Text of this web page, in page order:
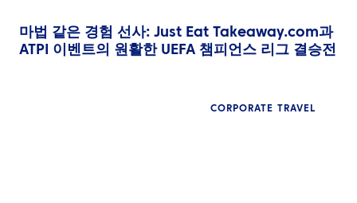
마법 같은 경험 선사: Just Eat Takeaway.com과
ATPI 이벤트의 원활한 UEFA 챔피언스 리그 결승전
CORPORATE TRAVEL